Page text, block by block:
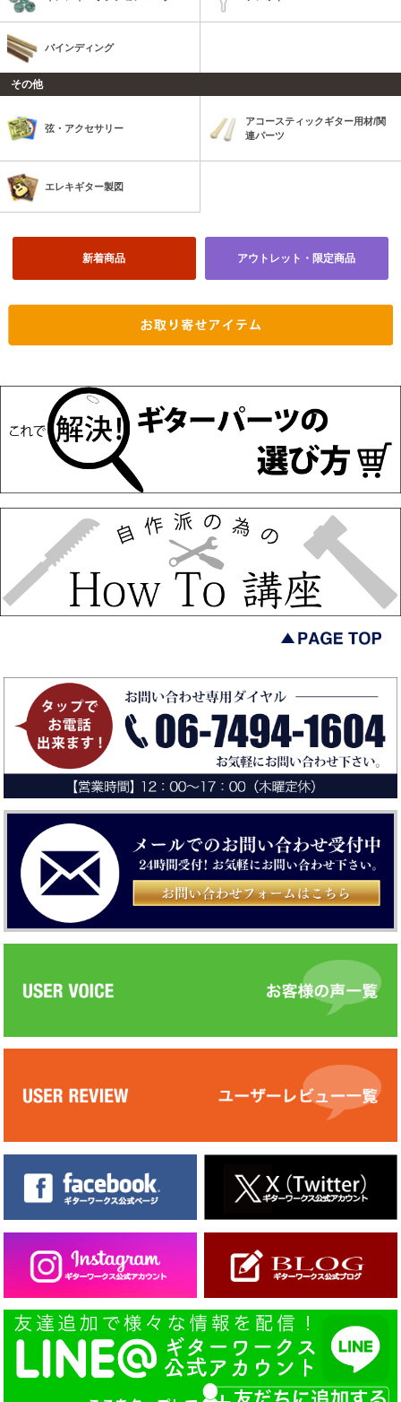
バインディング
その他
弦・アクセサリー
アコースティックギター用材/関
連パーツ
エレキギター製図
新着商品 アウトレット・限定商品